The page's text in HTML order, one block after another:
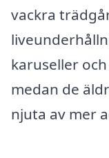
vackra
karuseller
medan de
njuta av mer